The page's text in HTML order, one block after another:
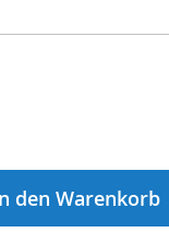
den Warenkorb